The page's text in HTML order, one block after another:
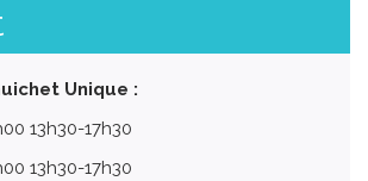
Unique :
13h30-17h30
13h30-17h30